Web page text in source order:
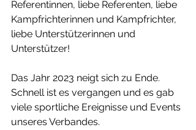
Referentinnen, liebe Referenten, liebe
Kampfrichterinnen und Kampfrichter,
liebe Unterstützerinnen und
Unterstützer!
Das Jahr 2023 neigt sich zu Ende.
Schnell ist es vergangen und es gab
viele sportliche Ereignisse und Events
unseres Verbandes.